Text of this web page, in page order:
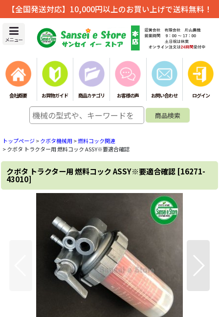
【全国発送対応】10,000円以上のお買い上げで送料無料！
メニュー
会社概要 お買物ガイド 商品カテゴリ お客様の声 お問い合わせ ログイン
トップページ>クボタ機械用 >燃料コック関連
>クボタ トラクター用 燃料コック ASSY※要適合確認
クボタ トラクター用 燃料コック ASSY※要適合確認 [16271-
43010]